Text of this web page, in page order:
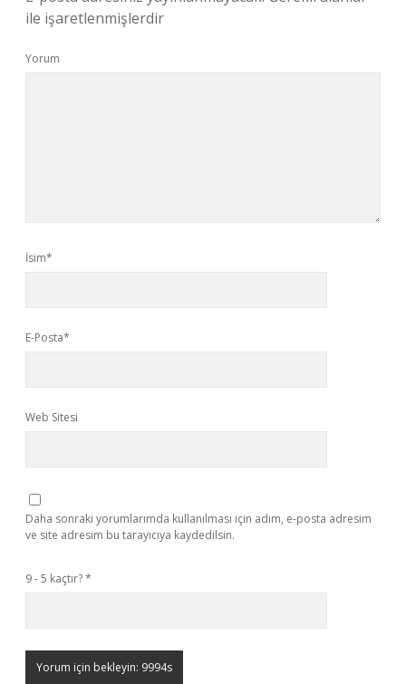
ile işaretlenmişlerdir
Yorum
İsim*
E-Posta*
Web Sitesi
Daha sonraki yorumlarımda kullanılması için adım, e-posta adresim
ve site adresim bu tarayıcıya kaydedilsin.
9 - 5 kaçtır?*